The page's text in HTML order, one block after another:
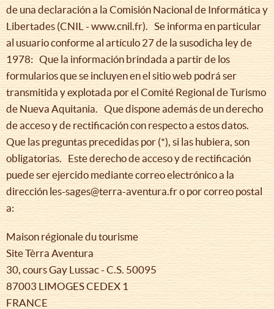
de una declaración a la Comisión Nacional de Informática y
Libertades (CNIL - www.cnil.fr). Se informa en particular
al usuario conforme al artículo 27 de la susodicha ley de
1978: Que la información brindada a partir de los
formularios que se incluyen en el sitio web podrá ser
transmitida y explotada por el Comité Regional de Turismo
de Nueva Aquitania. Que dispone además de un derecho
de acceso y de rectificación con respecto a estos datos.
Que las preguntas precedidas por (*), si las hubiera, son
obligatorias. Este derecho de acceso y de rectificación
puede ser ejercido mediante correo electrónico a la
dirección les-sages@terra-aventura.fr o por correo postal
a:
Maison régionale du tourisme
Site Tèrra Aventura
30, cours Gay Lussac - C.S. 50095
87003 LIMOGES CEDEX 1
FRANCE